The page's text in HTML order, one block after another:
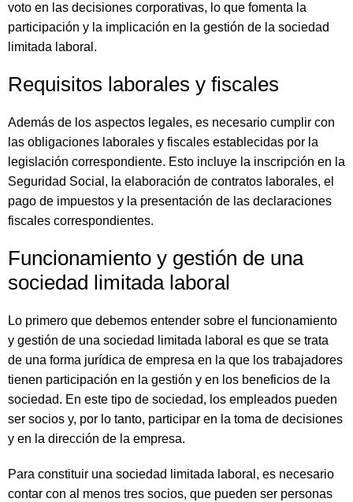
voto en las decisiones corporativas, lo que fomenta la
participación y la implicación en la gestión de la sociedad
limitada laboral.
Requisitos laborales y fiscales
Además de los aspectos legales, es necesario cumplir con
las obligaciones laborales y fiscales establecidas por la
legislación correspondiente. Esto incluye la inscripción en la
Seguridad Social, la elaboración de contratos laborales, el
pago de impuestos y la presentación de las declaraciones
fiscales correspondientes.
Funcionamiento y gestión de una
sociedad limitada laboral
Lo primero que debemos entender sobre el funcionamiento
y gestión de una sociedad limitada laboral es que se trata
de una forma jurídica de empresa en la que los trabajadores
tienen participación en la gestión y en los beneficios de la
sociedad. En este tipo de sociedad, los empleados pueden
ser socios y, por lo tanto, participar en la toma de decisiones
y en la dirección de la empresa.
Para constituir una sociedad limitada laboral, es necesario
contar con al menos tres socios, que pueden ser personas